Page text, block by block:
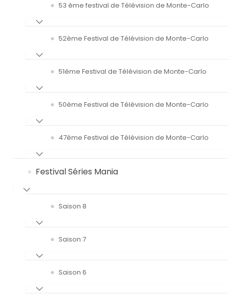
53 ème festival de Télévision de Monte-Carlo
52ème Festival de Télévision de Monte-Carlo
51ème Festival de Télévision de Monte-Carlo
50ème Festival de Télévision de Monte-Carlo
47ème Festival de Télévision de Monte-Carlo
Festival Séries Mania
Saison 8
Saison 7
Saison 6